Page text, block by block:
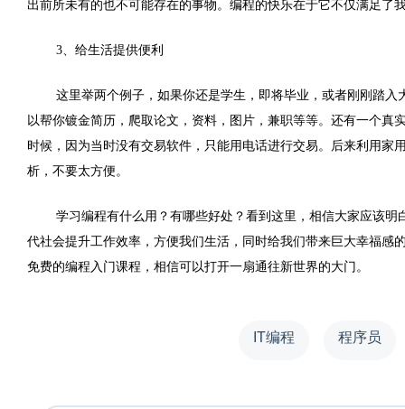
出前所未有的也不可能存在的事物。编程的快乐在于它不仅满足
3、给生活提供便利
这里举两个例子，如果你还是学生，即将毕业，或者刚刚踏入
以帮你镀金简历，爬取论文，资料，图片，兼职等等。还有一个真
时候，因为当时没有交易软件，只能用电话进行交易。后来利用
析，不要太方便。
学习编程有什么用？有哪些好处？看到这里，相信大家应该
代社会提升工作效率，方便我们生活，同时给我们带来巨大幸福感
免费的编程入门课程，相信可以打开一扇通往新世界的大门。
IT编程 程序员